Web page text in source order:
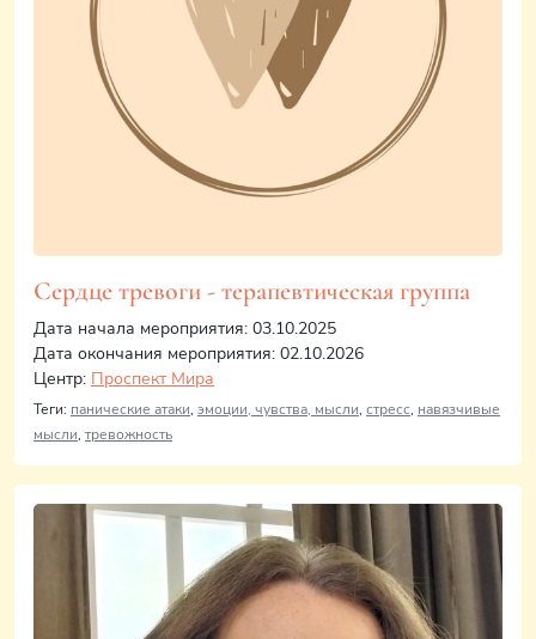
Сердце тревоги - терапевтическая группа
Дата начала мероприятия: 03.10.2025
Дата окончания мероприятия: 02.10.2026
Центр: Проспект Мира
Теги: панические атаки, эмоции, чувства, мысли, стресс, навязчивые
мысли, тревожность